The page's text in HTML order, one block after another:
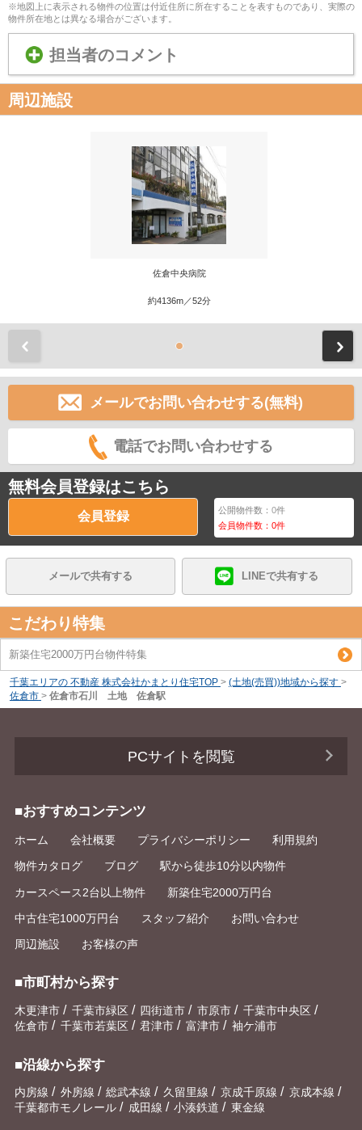
※地図上に表示される物件の位置は付近住所に所在することを表すものであり、実際の
物件所在地とは異なる場合がございます。
担当者のコメント
周辺施設
佐倉中央病院
約4136m／52分
メールでお問い合わせする(無料)
電話でお問い合わせする
無料会員登録はこちら
会員登録 公開物件数：0件
会員物件数：0件
メールで共有する LINEで共有する
こだわり特集
新築住宅2000万円台物件特集
千葉エリアの 不動産 株式会社かまとり住宅TOP > (土地(売買))地域から探す >
佐倉市 > 佐倉市石川 土地 佐倉駅
PCサイトを閲覧
■おすすめコンテンツ
ホーム 会社概要 プライバシーポリシー 利用規約
物件カタログ ブログ 駅から徒歩10分以内物件
カースペース2台以上物件 新築住宅2000万円台
中古住宅1000万円台 スタッフ紹介 お問い合わせ
周辺施設 お客様の声
■市町村から探す
木更津市 / 千葉市緑区 / 四街道市 / 市原市 / 千葉市中央区 /
佐倉市 / 千葉市若葉区 / 君津市 / 富津市 / 袖ケ浦市
■沿線から探す
内房線 / 外房線 / 総武本線 / 久留里線 / 京成千原線 / 京成本線 /
千葉都市モノレール / 成田線 / 小湊鉄道 / 東金線